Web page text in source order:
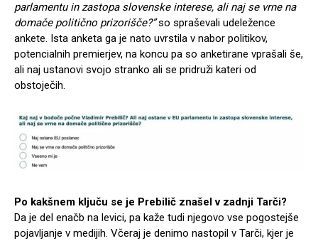
parlamentu in zastopa slovenske interese, ali naj se vrne na
domače politično prizorišče?”so spraševali udeležence
ankete. Ista anketa ga je nato uvrstila v nabor politikov,
potencialnih premierjev, na koncu pa so anketirane vprašali še,
ali naj ustanovi svojo stranko ali se pridruži kateri od
obstoječih.
Po kakšnem ključu se je Prebilič znašel v zadnji Tarči?
Da je del enačb na levici, pa kaže tudi njegovo vse pogostejše
pojavljanje v medijih. Včeraj je denimo nastopil v Tarči, kjer je